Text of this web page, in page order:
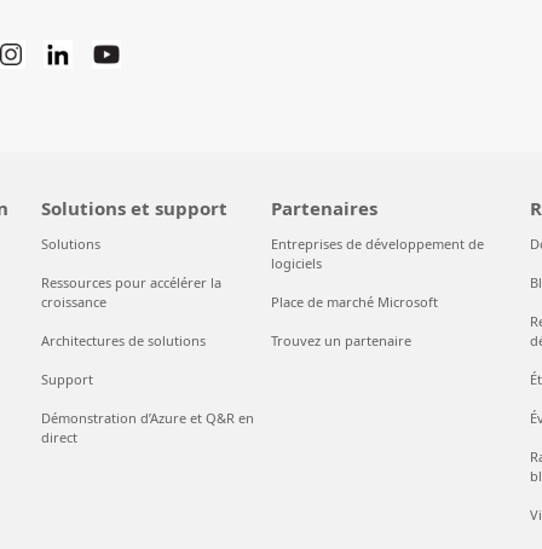
Solutions et support
Solutions
Ressources pour accélérer la
croissance
Architectures de solutions
Support
Démonstration d’Azure et Q&R en
direct
Partenaires
Entreprises de développement de
logiciels
Place de marché Microsoft
Trouvez un partenaire